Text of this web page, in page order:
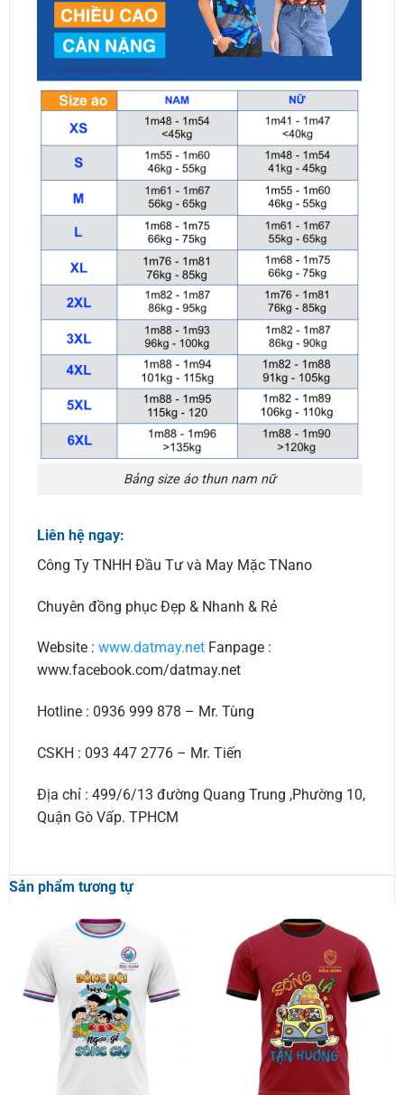
Bảng size áo thun nam nữ
Liên hệ ngay:
Công Ty TNHH Đầu Tư và May Mặc TNano
Chuyên đồng phục Đẹp & Nhanh & Rẻ
Website : www.datmay.netFanpage :
www.facebook.com/datmay.net
Hotline : 0936 999 878 – Mr. Tùng
CSKH : 093 447 2776 – Mr. Tiến
Địa chỉ : 499/6/13 đường Quang Trung ,Phường 10,
Quận Gò Vấp. TPHCM
Sản phẩm tương tự